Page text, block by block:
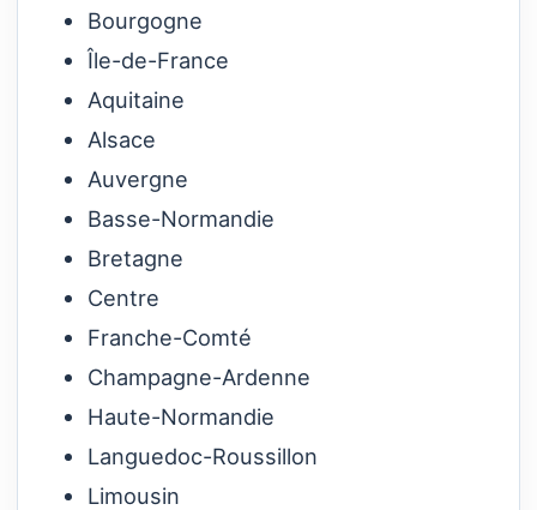
Bourgogne
Île-de-France
Aquitaine
Alsace
Auvergne
Basse-Normandie
Bretagne
Centre
Franche-Comté
Champagne-Ardenne
Haute-Normandie
Languedoc-Roussillon
Limousin